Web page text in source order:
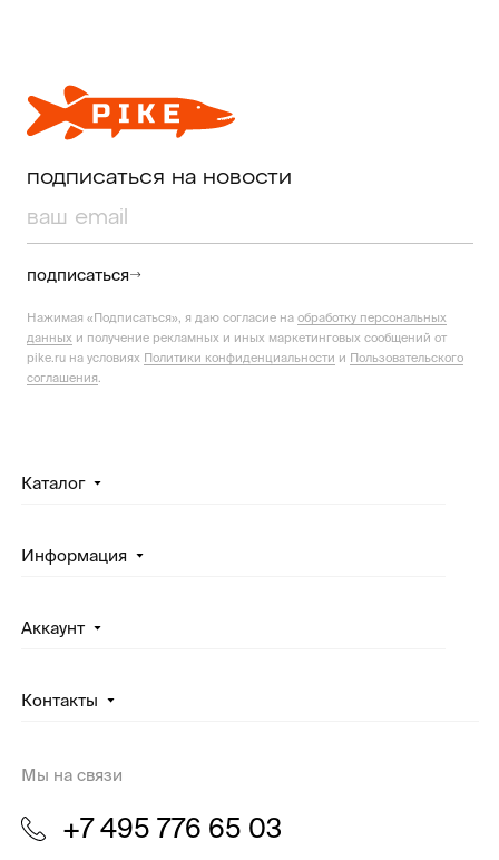
подписаться на новости
подписаться
Нажимая «Подписаться», я даю согласие на обработку персональных
данных и получение рекламных и иных маркетинговых сообщений от
pike.ru на условиях Политики конфиденциальности и Пользовательского
соглашения
Каталог
Информация
Аккаунт
Контакты
Мы на связи
+7 495 776 65 03